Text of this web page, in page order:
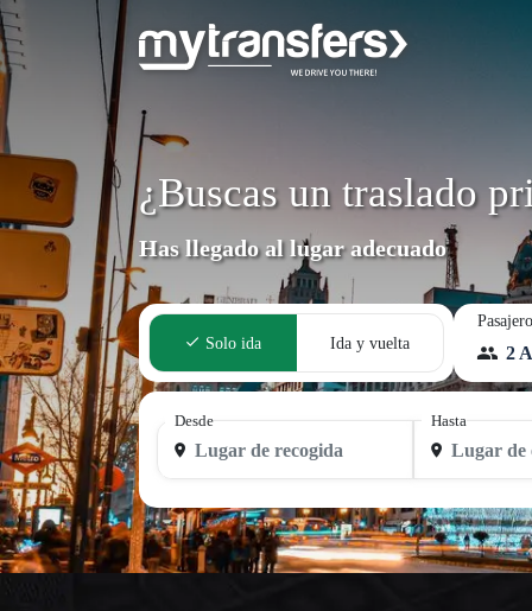
¿Buscas un traslado
Has llegado al lugar adecuado
Solo ida Ida y vuelta 2
Desde Hasta